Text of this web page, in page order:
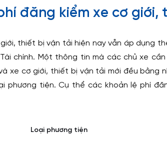
đăng kiểm xe cơ giới,
thiết bị vận tải hiện nay vẫn áp dụng
Tài chính. Một thông tin mà các chủ xe
xe cơ giới, thiết bị vận tải mới đều bằng
phương tiện. Cụ thể các khoản lệ phí
Loại phương tiện